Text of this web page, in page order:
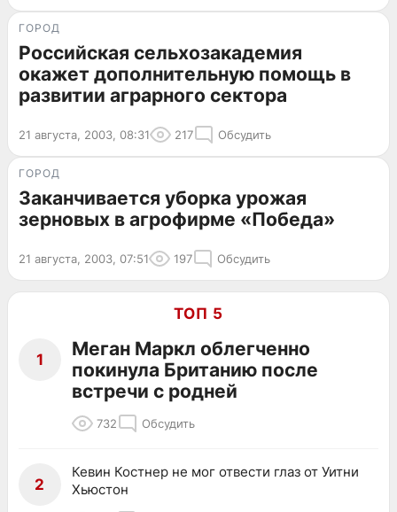
ГОРОД
Российская сельхозакадемия
окажет дополнительную помощь в
развитии аграрного сектора
21 августа, 2003, 08:31 217 Обсудить
ГОРОД
Заканчивается уборка урожая
зерновых в агрофирме «Победа»
21 августа, 2003, 07:51 197 Обсудить
ТОП 5
1
Меган Маркл облегченно
покинула Британию после
встречи с родней
732 Обсудить
2
Кевин Костнер не мог отвести глаз от Уитни
Хьюстон